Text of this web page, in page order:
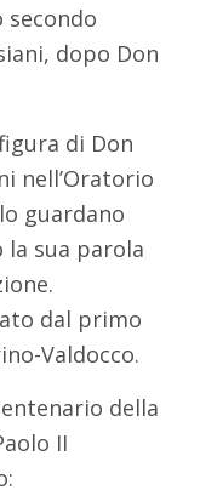
secondo
dopo Don
di Don
nell’Oratorio
guardano
sua parola
dal primo
Valdocco.
della
II